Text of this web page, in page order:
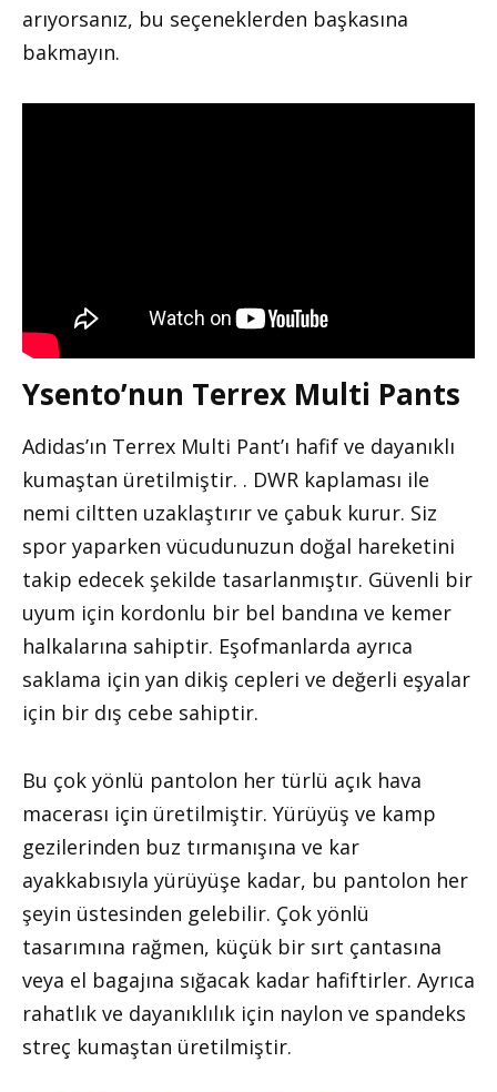
arıyorsanız, bu seçeneklerden başkasına
bakmayın.
Ysento’nun Terrex Multi Pants
Adidas’ın Terrex Multi Pant’ı hafif ve dayanıklı
kumaştan üretilmiştir. . DWR kaplaması ile
nemi ciltten uzaklaştırır ve çabuk kurur. Siz
spor yaparken vücudunuzun doğal hareketini
takip edecek şekilde tasarlanmıştır. Güvenli bir
uyum için kordonlu bir bel bandına ve kemer
halkalarına sahiptir. Eşofmanlarda ayrıca
saklama için yan dikiş cepleri ve değerli eşyalar
için bir dış cebe sahiptir.
Bu çok yönlü pantolon her türlü açık hava
macerası için üretilmiştir. Yürüyüş ve kamp
gezilerinden buz tırmanışına ve kar
ayakkabısıyla yürüyüşe kadar, bu pantolon her
şeyin üstesinden gelebilir. Çok yönlü
tasarımına rağmen, küçük bir sırt çantasına
veya el bagajına sığacak kadar hafiftirler. Ayrıca
rahatlık ve dayanıklılık için naylon ve spandeks
streç kumaştan üretilmiştir.